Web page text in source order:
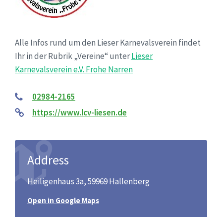
Alle Infos rund um den Lieser Karnevalsverein findet
Ihr in der Rubrik „Vereine“ unterLieser
Karnevalsverein e.V. Frohe Narren
02984-2165
https://www.lcv-liesen.de
Address
Heiligenhaus 3a, 59969 Hallenberg
Open in Google Maps